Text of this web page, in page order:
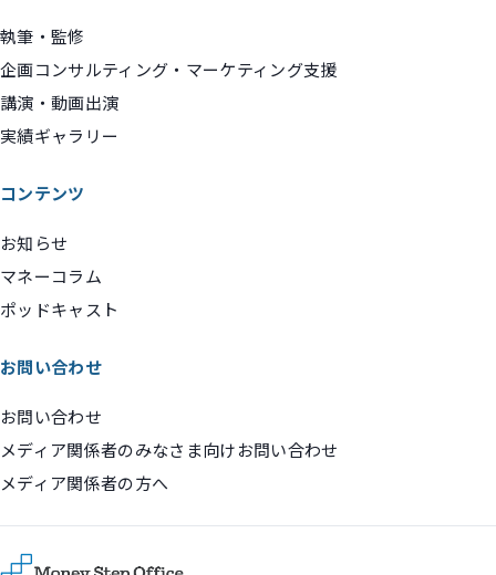
執筆・監修
企画コンサルティング・マーケティング支援
講演・動画出演
実績ギャラリー
コンテンツ
お知らせ
マネーコラム
ポッドキャスト
お問い合わせ
お問い合わせ
メディア関係者のみなさま向けお問い合わせ
メディア関係者の方へ